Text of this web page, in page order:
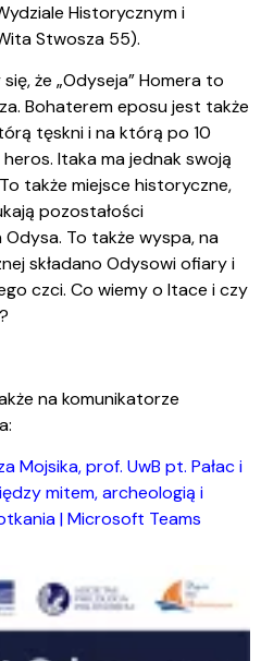
Historycznym i
Stwosza 55).
że „Odyseja” Homera to
Bohaterem eposu jest także
tęskni i na którą po 10
Itaka ma jednak swoją
także miejsce historyczne,
pozostałości
To także wyspa, na
składano Odysowi ofiary i
czci. Co wiemy o Itace i czy
na komunikatorze
Mojsika, prof. UwB pt. Pałac i
mitem, archeologią i
| Microsoft Teams